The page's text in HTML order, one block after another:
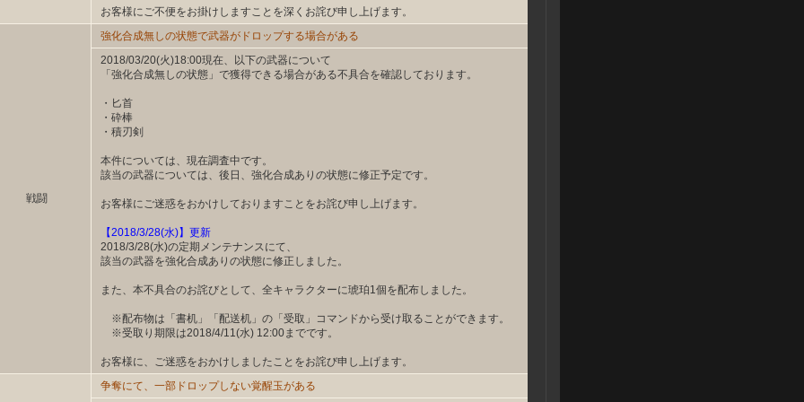
お客様にご不便をお掛けしますことを深くお詫び申し上げます。
戦闘
強化合成無しの状態で武器がドロップする場合がある
2018/03/20(火)18:00現在、以下の武器について
「強化合成無しの状態」で獲得できる場合がある不具合を確認しております。
・匕首
・砕棒
・積刃剣
本件については、現在調査中です。
該当の武器については、後日、強化合成ありの状態に修正予定です。
お客様にご迷惑をおかけしておりますことをお詫び申し上げます。
【2018/3/28(水)】更新
2018/3/28(水)の定期メンテナンスにて、
該当の武器を強化合成ありの状態に修正しました。
また、本不具合のお詫びとして、全キャラクターに琥珀1個を配布しました。
※配布物は「書机」「配送机」の「受取」コマンドから受け取ることができます。
※受取り期限は2018/4/11(水) 12:00までです。
お客様に、ご迷惑をおかけしましたことをお詫び申し上げます。
争奪にて、一部ドロップしない覚醒玉がある